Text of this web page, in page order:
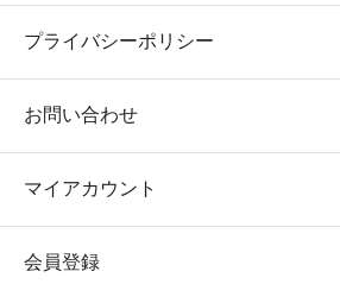
プライバシーポリシー
お問い合わせ
マイアカウント
会員登録